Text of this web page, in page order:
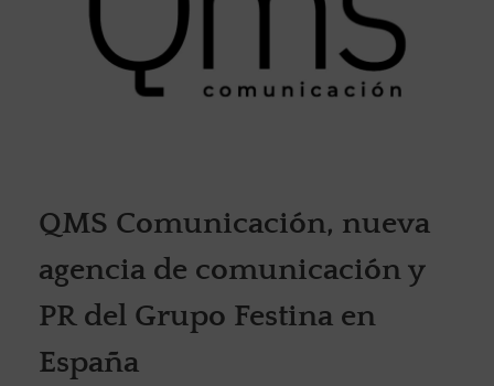
QMS Comunicación, nueva
agencia de comunicación y
PR del Grupo Festina en
España